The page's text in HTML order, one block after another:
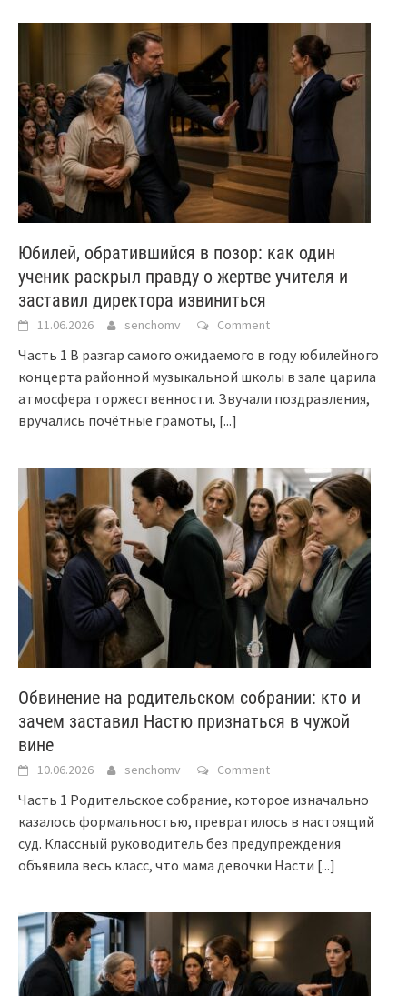
Юбилей, обратившийся в позор: как один
ученик раскрыл правду о жертве учителя и
заставил директора извиниться
11.06.2026 senchomv Comment
Часть 1 В разгар самого ожидаемого в году юбилейного
концерта районной музыкальной школы в зале царила
атмосфера торжественности. Звучали поздравления,
вручались почётные грамоты, [...]
Обвинение на родительском собрании: кто и
зачем заставил Настю признаться в чужой
вине
10.06.2026 senchomv Comment
Часть 1 Родительское собрание, которое изначально
казалось формальностью, превратилось в настоящий
суд. Классный руководитель без предупреждения
объявила весь класс, что мама девочки Насти [...]